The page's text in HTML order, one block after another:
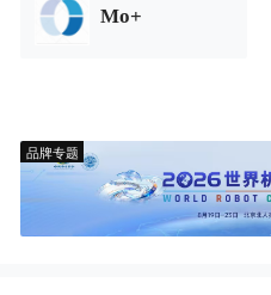
Mo+
品牌专题